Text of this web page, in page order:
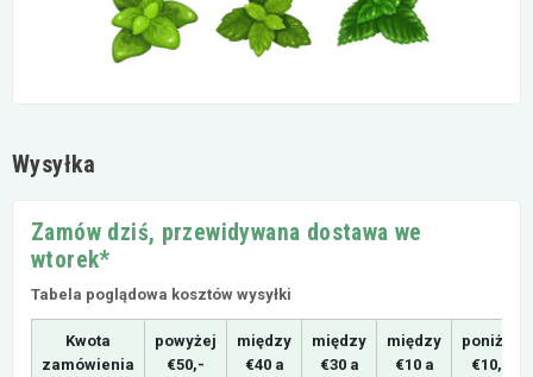
Wysyłka
Zamów dziś, przewidywana dostawa we
wtorek*
Tabela poglądowa kosztów wysyłki
Kwota
zamówienia
powyżej
€50,-
między
€40 a
między
€30 a
między
€10 a
poniżej
€10,-